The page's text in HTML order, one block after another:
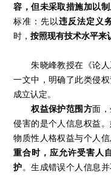
容，但未采取措施加以
标准：先以违反法定义
时，按照现有技术水平来
朱晓峰教授在《论人
一文中，明确了此类侵
成立认定。
权益保护范围方面
侵害的是个人信息权益
物质性人格权益与个人
重合时，应允许受害人
护。生成错误个人信息